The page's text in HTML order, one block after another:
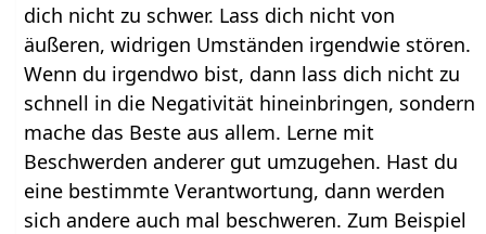
dich nicht zu schwer. Lass dich nicht von
äußeren, widrigen Umständen irgendwie stören.
Wenn du irgendwo bist, dann lass dich nicht zu
schnell in die Negativität hineinbringen, sondern
mache das Beste aus allem. Lerne mit
Beschwerden anderer gut umzugehen. Hast du
eine bestimmte Verantwortung, dann werden
sich andere auch mal beschweren. Zum Beispiel